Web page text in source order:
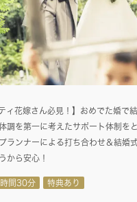
ティ花嫁さん必見！】おめでた婚で
調を第一に考えたサポート体制を
ランナーによる打ち合わせ＆結婚
から安心！
間30分 特典あり